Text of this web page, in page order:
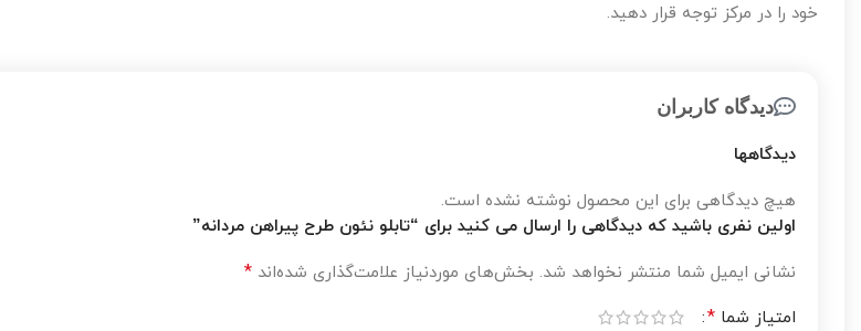
خود را در مرکز توجه قرار دهید.
دیدگاه کاربران
دیدگاهها
هیچ دیدگاهی برای این محصول نوشته نشده است.
اولین نفری باشید که دیدگاهی را ارسال می کنید برای “تابلو نئون طرح پیراهن مردانه”
نشانی ایمیل شما منتشر نخواهد شد. بخش‌های موردنیاز علامت‌گذاری شده‌اند *
امتیاز شما *